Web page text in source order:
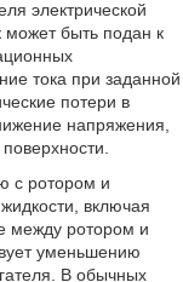
электрической
быть подан к
тока при заданной
потери в
напряжения,
с ротором и
включая
между ротором и
уменьшению
В обычных